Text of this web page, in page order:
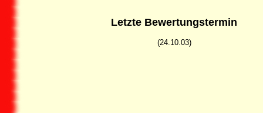
Letzte Bewertungstermin
(24.10.03)